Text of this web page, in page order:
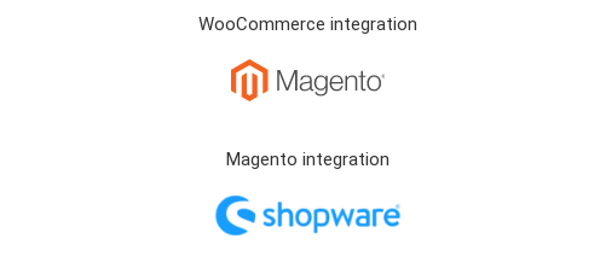
WooCommerce integration
Magento integration